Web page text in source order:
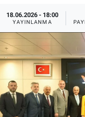
18.06.2026 - 18:00
YAYINLANMA